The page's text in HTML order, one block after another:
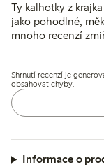
Ty kalhotky z
jako pohodlné,
mnoho recenzí
nošení. Několik
každodenní použití.
Shrnutí recenzí je
obsahovat chyby.
Informace o